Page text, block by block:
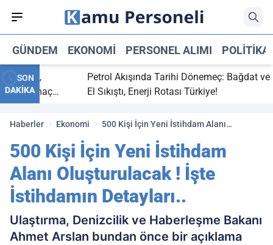
GÜNDEM EKONOMI PERSONEL ALIMI POLITIKA
SON
DAKİKA
bitti,
maç
Petrol Akışında Tarihi Dönemeç: Bağdat ve
El Sıkıştı, Enerji Rotası Türkiye!
Haberler Ekonomi
500 Kişi İçin Yeni İstihdam Alanı
500 Kişi İçin Yeni İstihdam
Alanı Oluşturulacak ! İşte
İstihdamın Detayları..
Ulaştırma, Denizcilik ve Haberleşme Bakanı
Ahmet Arslan bundan önce bir açıklama